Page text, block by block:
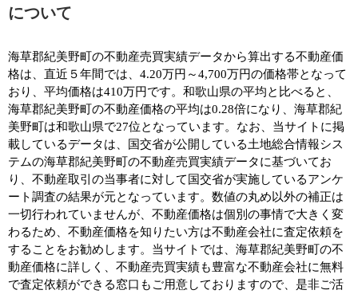
について
海草郡紀美野町の不動産売買実績データから算出する不動産価
格は、直近５年間では、4.20万円～4,700万円の価格帯となって
おり、平均価格は410万円です。和歌山県の平均と比べると、
海草郡紀美野町の不動産価格の平均は0.28倍になり、海草郡紀
美野町は和歌山県で27位となっています。なお、当サイトに掲
載しているデータは、国交省が公開している土地総合情報シス
テムの海草郡紀美野町の不動産売買実績データに基づいてお
り、不動産取引の当事者に対して国交省が実施しているアンケ
ート調査の結果が元となっています。数値の丸め以外の補正は
一切行われていませんが、不動産価格は個別の事情で大きく変
わるため、不動産価格を知りたい方は不動産会社に査定依頼を
することをお勧めします。当サイトでは、海草郡紀美野町の不
動産価格に詳しく、不動産売買実績も豊富な不動産会社に無料
で査定依頼ができる窓口もご用意しておりますので、是非ご活